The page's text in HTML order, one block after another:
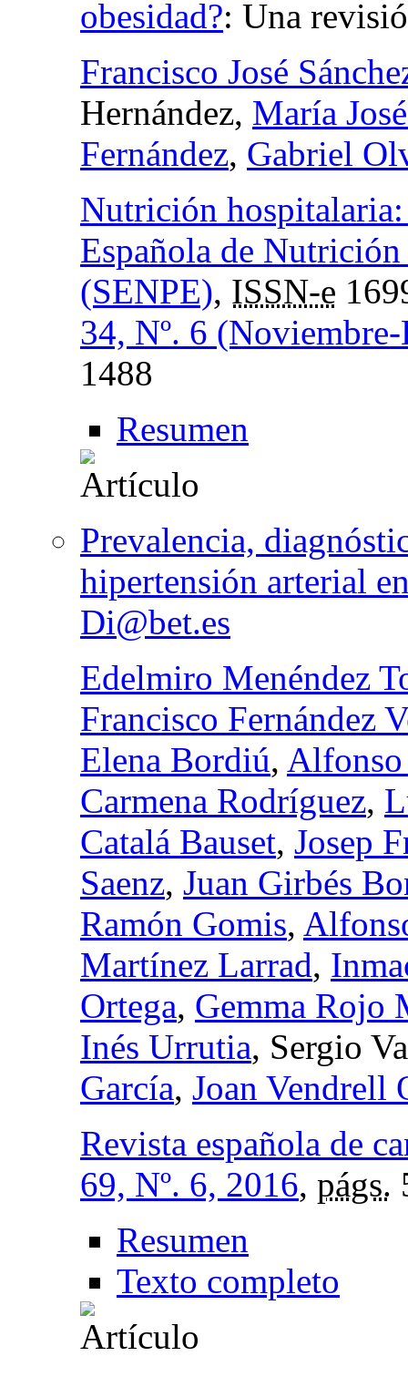
obesidad?: Una
Francisco José
Hernández, María
Fernández, Gabriel
Nutrición
Española de
(SENPE), ISSN-e
34, Nº. 6
1488
Resumen
Prevalencia,
hipertensión arterial
Di@bet.es
Edelmiro Menéndez
Francisco Fernández
Elena Bordiú, Alfonso
Carmena Rodríguez,
Catalá Bauset, Josep
Saenz, Juan Girbés
Ramón Gomis,
Martínez Larrad,
Ortega, Gemma Rojo
Inés Urrutia, Sergio
García, Joan Vendrell
Revista española de
69, Nº. 6, 2016, págs.
Resumen
Texto completo